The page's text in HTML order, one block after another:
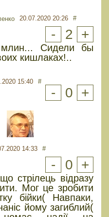
20.07.2020 20:26 #
- 2 +
Сидели бы
кишлаках!..
15:40 #
- 0 +
14:33 #
- 0 +
стрілець відразу
Мог це зробити
бійки( Навпаки,
йому загиблий(